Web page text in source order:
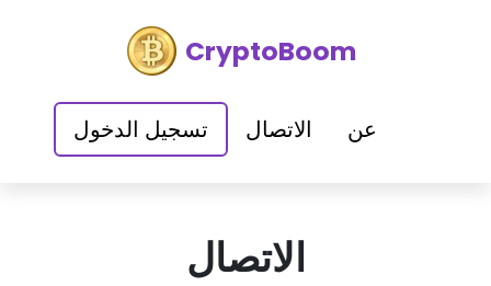
CryptoBoom
عن الاتصال تسجيل الدخول
الاتصال